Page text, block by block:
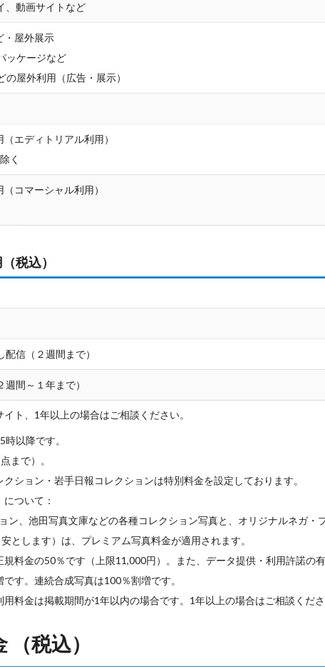
、動画サイトなど
・屋外展示
ッケージなど
屋外利用（広告・展示）
エディトリアル利用）
く
コマーシャル利用）
税込）
信（２週間まで）
間～１年まで）
ト、1年以上の場合はご相談ください。
以降です。
まで）。
ション・岩手日報コレクションは特別料金を設定しております。
ついて：
ン、池田写真文庫などの各種コレクション写真と、オリジナルネガ
とします）は、プレミアム写真料金が適用されます。
料金の50％です（上限11,000円）。また、データ提供・利用許諾の
す。連続合成写真は100％割増です。
料金は掲載期間が1年以内の場合です。1年以上の場合はご相談くださ
税込）